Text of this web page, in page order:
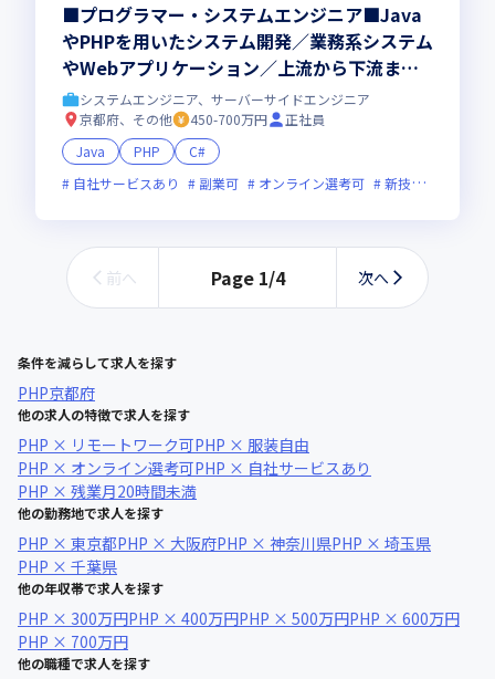
■プログラマー・システムエンジニア■Java
やPHPを用いたシステム開発／業務系システム
やWebアプリケーション／上流から下流まで
一連の業務を担当できます！スペシャリストや
マネジメントのキャリア形成可能
システムエンジニア、サーバーサイドエンジニア
京都府、その他
450-700万円
正社員
Java
PHP
C#
自社サービスあり
副業可 オンライン選考可 新技術に積極的
前へ Page 1/4 次へ
条件を減らして求人を探す
PHP京都府
他の求人の特徴で求人を探す
PHP × リモートワーク可PHP × 服装自由
PHP × オンライン選考可PHP × 自社サービスあり
PHP × 残業月20時間未満
他の勤務地で求人を探す
PHP × 東京都PHP × 大阪府PHP × 神奈川県PHP × 埼玉県
PHP × 千葉県
他の年収帯で求人を探す
PHP × 300万円PHP × 400万円PHP × 500万円PHP × 600万円
PHP × 700万円
他の職種で求人を探す